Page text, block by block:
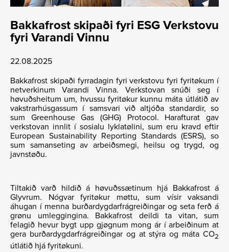
Lýsingartilfar
News
Investment Calculator
Share Price Look-Up
Share Series
Latest Share Trades
Issued Share Capital History
Major Shareholders
Rights and Restrictions
Webcast
Capital Market Day (CMD)
Financial Calendar
Financial Strategy
Dividend
Debt Financing
Corporate Governance
Viðtøkur
Valnevnd
Nevnd
Stjórn
Analyst Coverage
Analyst Coverage
Recommendation Overview
Burðardygd
Góðkenningar
Data
Sunt Umhvørvi
Sunn Samfeløg
Virðisskapan
Samfelagsáhugi
Gjøgnumskygni
Sustainability at Bakkafrost
Sustainability Governance
About Sustainability at Bakkafrost
Íløguætlan - Brynja okkum til framtíðina
Stuðulspolitikkur
Burðardygd
ASC Reports
Starvsfólk
Valnevnd
Nevnd
Stjórn
Leiðslufólk
Myndasavn
Tíðindi
Bakkafrost skipaði fyri ESG Verkstovu
fyri Varandi Vinnu
22.08.2025
Bakkafrost skipaði fyrradagin fyri verkstovu fyri fyritøkum í
netverkinum Varandi Vinna. Verkstovan snúði seg í
høvuðsheitum um, hvussu fyritøkur kunnu máta útlátið av
vakstrarhúsgassum í samsvari við altjóða standardir, so
sum Greenhouse Gas (GHG) Protocol. Harafturat gav
verkstovan innlit í sosialu lyklatølini, sum eru kravd eftir
European Sustainability Reporting Standards (ESRS), so
sum samanseting av arbeiðsmegi, heilsu og trygd, og
javnstøðu.
Tiltakið varð hildið á høvuðssætinum hjá Bakkafrost á
Glyvrum. Nógvar fyritøkur møttu, sum vísir vaksandi
áhugan í menna burðardygdarfrágreiðingar og seta ferð á
grønu umleggingina. Bakkafrost deildi ta vitan, sum
felagið hevur bygt upp gjøgnum mong ár í arbeiðinum at
gera burðardygdarfrágreiðingar og at stýra og máta CO2
útlátið hjá fyritøkuni.